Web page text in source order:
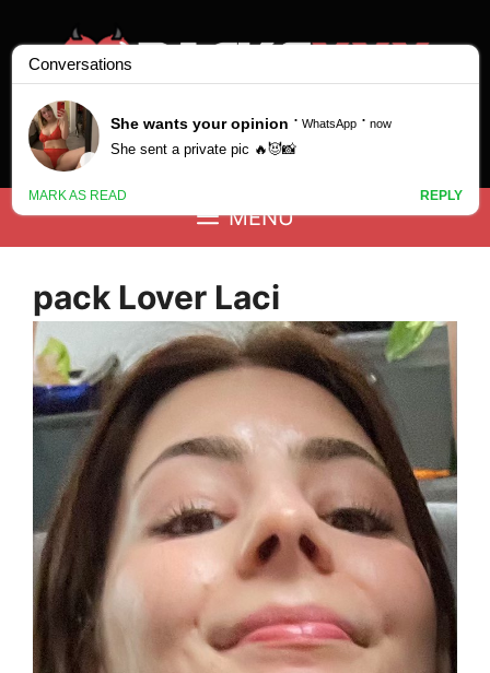
contenido
Buscar:
MENÚ
pack Lover Laci